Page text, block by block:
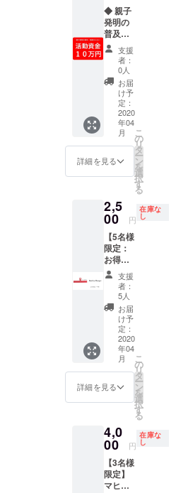
ださ
い。お
守りの
中に
「△△
さんの
夢であ
る『〇
〇がし
い！』
が叶い
ますよ
う
短冊を
入れて
しま
す。備
考欄に
具体的
な記入
が無い
場合
は、お
守りの
みをお
送りし
ます。
さら
に、
製のミ
サン
ガ』を
お送り
しま
色＞ 全
て1色を
選択可
＜氏名
表示＞
備考欄
に表示
するお
名前を
ご記入
くださ
い。イ
ニシャ
ルやハ
ンドル
ネーム
いませ
ん。
◆ 親子
発明の
普及・
発展の
ための
全力応
援プラ
ン (^-^)
ルとそ
の父が
開催す
る親子
発明イ
ベント
の活動
して、
100,000
円をが
んば
れ！の
気持ち
で！ リ
ターン
は、直
筆のお
手紙に
マヒル
ハン
ガー
（おと
な用1個
＋こど
お送り
させて
いただ
きま
す。
支援
者：
0人
お届
け予
定：
2020
年04
月
詳細を見る
こ
の
リ
タ
ー
ン
を
選
択
す
る
2,5
00 円
在庫な
し
【5名様
限定：
お得な
早割】
マヒル
ハン
ガー
（おと
な用1
個） ＜
ハン
ガーの
色＞ 1
色を選
択可
支援
者：
5人
お届
け予
定：
2020
年04
月
詳細を見る
こ
の
リ
タ
ー
ン
を
選
択
す
る
4,0
00 円
在庫な
し
【3名様
限定】
マヒル